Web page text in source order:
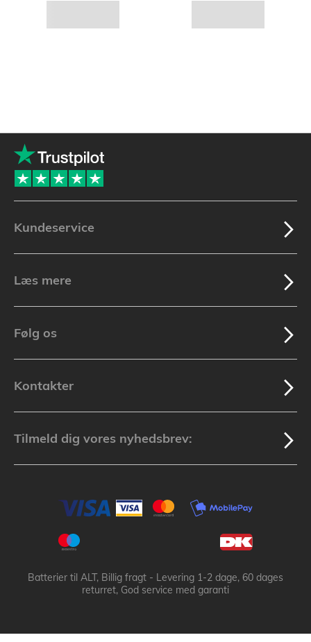
Kundeservice
Læs mere
Følg os
Kontakter
Tilmeld dig vores nyhedsbrev:
Batterier til ALT, Billig fragt - Levering 1-2 dage, 60 dages
returret, God service med garanti